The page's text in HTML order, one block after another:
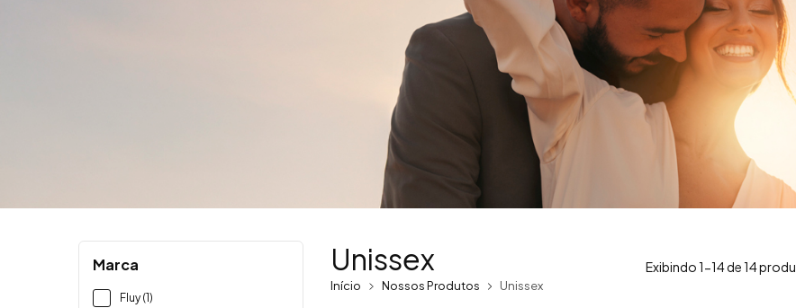
Marca
Fluy (1)
Unissex
Início Nossos Produtos Unissex
Exibindo 1-14 de 14